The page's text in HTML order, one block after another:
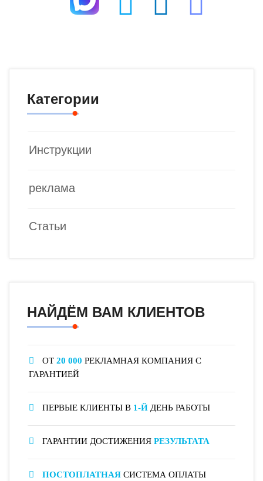
Категории
Инструкции
реклама
Статьи
НАЙДЁМ ВАМ КЛИЕНТОВ
ОТ 20 000 РЕКЛАМНАЯ КОМПАНИЯ С
ГАРАНТИЕЙ
ПЕРВЫЕ КЛИЕНТЫ В 1-Й ДЕНЬ РАБОТЫ
ГАРАНТИИ ДОСТИЖЕНИЯ РЕЗУЛЬТАТА
ПОСТОПЛАТНАЯ СИСТЕМА ОПЛАТЫ